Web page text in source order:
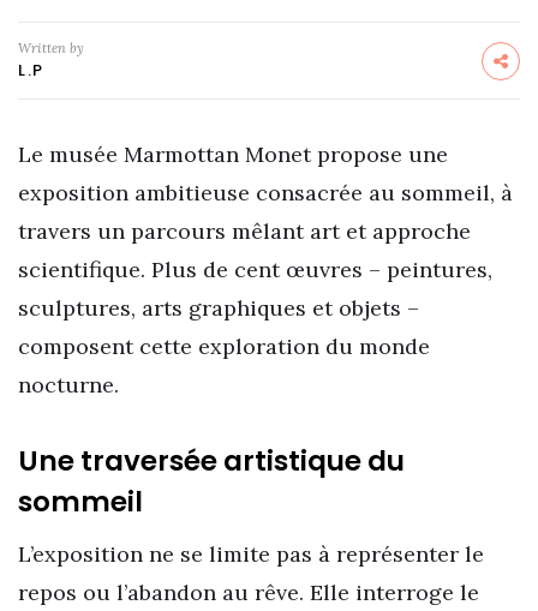
Written by
L.P
Le musée Marmottan Monet propose une
exposition ambitieuse consacrée au sommeil, à
travers un parcours mêlant art et approche
scientifique. Plus de cent œuvres – peintures,
sculptures, arts graphiques et objets –
composent cette exploration du monde
nocturne.
Une traversée artistique du
sommeil
L’exposition ne se limite pas à représenter le
repos ou l’abandon au rêve. Elle interroge le